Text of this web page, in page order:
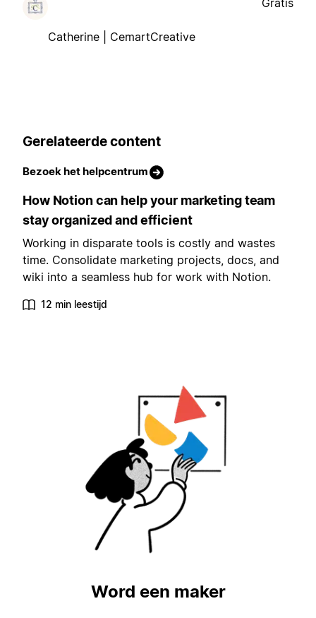
Catherine | CemartCreative
Gerelateerde content
Bezoek het helpcentrum
How Notion can help your marketing team
stay organized and efficient
Working in disparate tools is costly and wastes
time. Consolidate marketing projects, docs, and
wiki into a seamless hub for work with Notion.
12 min leestijd
Word een maker